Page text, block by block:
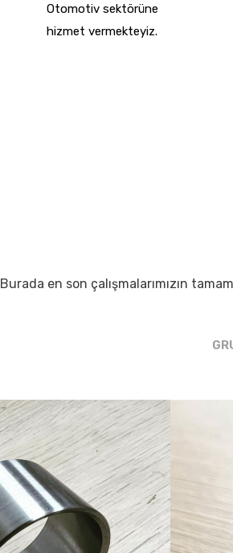
Otomotiv sektörüne
hizmet vermekteyiz.
Burada en son çalışmalarımızın